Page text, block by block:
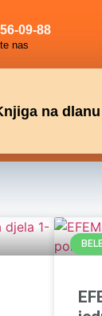
09-88
nas
na dlanu